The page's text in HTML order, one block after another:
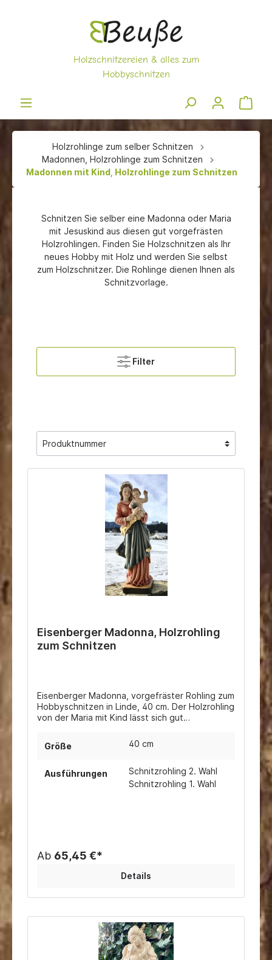
Holzrohlinge zum selber Schnitzen
Madonnen, Holzrohlinge zum Schnitzen
Madonnen mit Kind, Holzrohlinge zum Schnitzen
Schnitzen Sie selber eine Madonna oder Maria
mit Jesuskind aus diesen gut vorgefrästen
Holzrohlingen. Finden Sie Holzschnitzen als Ihr
neues Hobby mit Holz und werden Sie selbst
zum Holzschnitzer. Die Rohlinge dienen Ihnen als
Schnitzvorlage.
Filter
Eisenberger Madonna, Holzrohling
zum Schnitzen
Eisenberger Madonna, vorgefräster Rohling zum
Hobbyschnitzen in Linde, 40 cm. Der Holzrohling
von der Maria mit Kind lässt sich gut
Schnitzvorlage um selbst eine Mutter Gottes zu
schnitzen.
Größe 40 cm
Ausführungen
Schnitzrohling 2. Wahl
Schnitzrohling 1. Wahl
Ab 65,45 €*
Details